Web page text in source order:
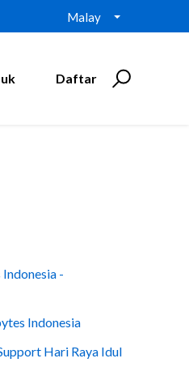
Malay
Daftar
-
Indonesia
Hari Raya Idul